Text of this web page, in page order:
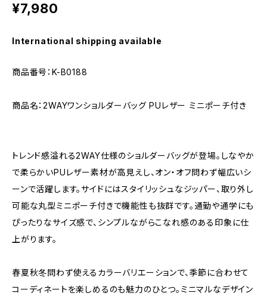
¥7,980
International shipping available
商品番号：K-B0188
商品名：2WAYワンショルダーバッグ PUレザー ミニポーチ付き
トレンド感溢れる2WAY仕様のショルダーバッグが登場。しなやか
で柔らかいPUレザー素材が高見えし、オン・オフ問わず幅広いシ
ーンで活躍します。サイドにはスタイリッシュなジッパー、取り外し
可能な丸型ミニポーチ付きで機能性も抜群です。通勤や通学にも
ぴったりなサイズ感で、シンプルながらこなれ感のある印象に仕
上がります。
春夏秋冬問わず使えるカラーバリエーションで、季節に合わせて
コーディネートを楽しめるのも魅力のひとつ。ミニマルなデザイン